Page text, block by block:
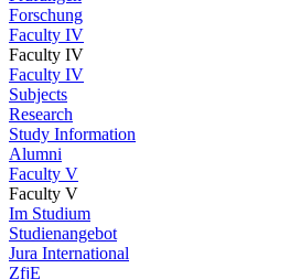
Forschung
Faculty IV
Faculty IV
Faculty IV
Subjects
Research
Study Information
Alumni
Faculty V
Faculty V
Im Studium
Studienangebot
Jura International
ZfjE